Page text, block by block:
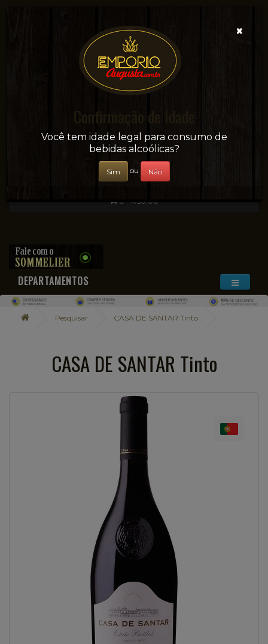
Sua conveniência e adega on-line!
0 - R$0,00
DEPARTAMENTOS
Pesquisar CASA DE SANTAR Tinto
CASA DE SANTAR Tinto
×
Confirmação de Idade
Você tem idade legal para consumo de
bebidas alcoólicas?
Sim ou Não